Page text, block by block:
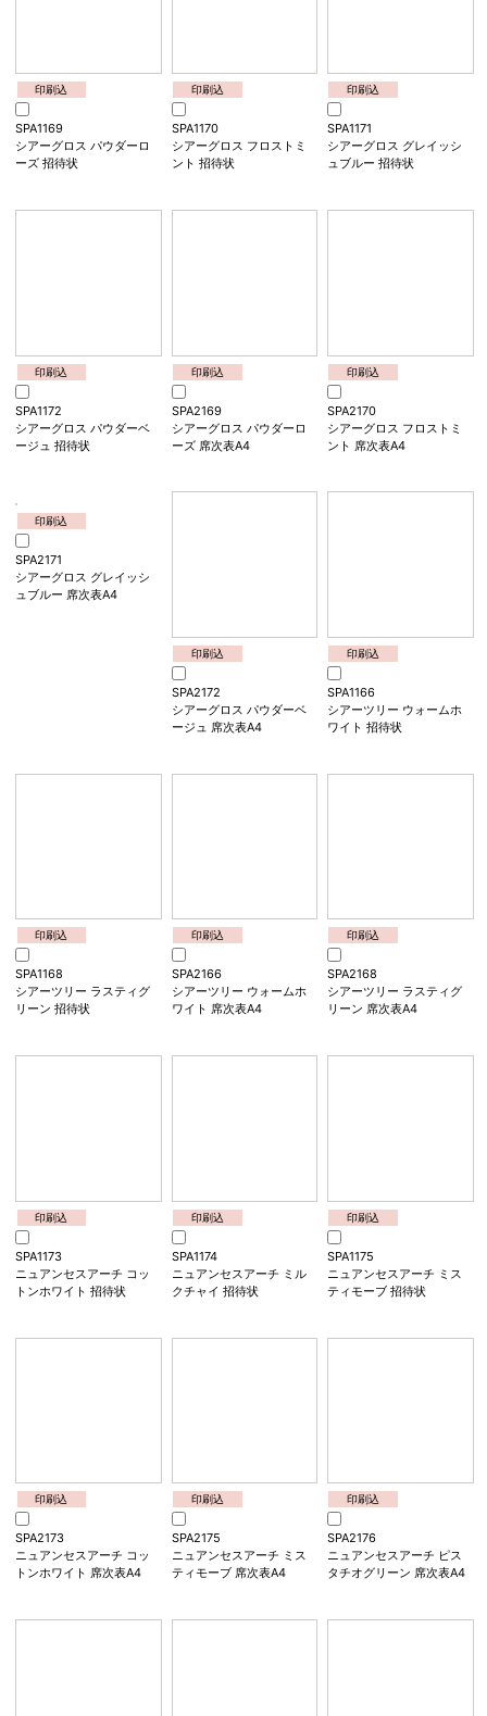
印刷込
SPA2179
クルール ドゥ ソワ 席次表
<色・柄指定不可>
印刷込
SPA1179
クルール ドゥ ソワ 招待状
<色・柄指定不可>
印刷込
SPA3150
クルール ドゥ ソワ- 席札
<色・柄指定不可>
印刷込
SPA1169
シアーグロス パウダーロ
ーズ 招待状
印刷込
SPA1170
シアーグロス フロストミ
ント 招待状
印刷込
SPA1171
シアーグロス グレイッシ
ュブルー 招待状
印刷込
SPA2169
シアーグロス パウダーロ
ーズ 席次表A4
印刷込
SPA2170
シアーグロス フロストミ
ント 席次表A4
印刷込
SPA2172
シアーグロス パウダーベ
ージュ 席次表A4
印刷込
SPA1166
シアーツリー ウォームホ
ワイト 招待状
印刷込
SPA1168
シアーツリー ラスティグ
リーン 招待状
印刷込
SPA2166
シアーツリー ウォームホ
ワイト 席次表A4
印刷込
SPA2168
シアーツリー ラスティグ
リーン 席次表A4
印刷込
SPA1173
ニュアンセスアーチ コッ
トンホワイト 招待状
印刷込
SPA1174
ニュアンセスアーチ ミル
クチャイ 招待状
印刷込
SPA1175
ニュアンセスアーチ ミス
ティモーブ 招待状